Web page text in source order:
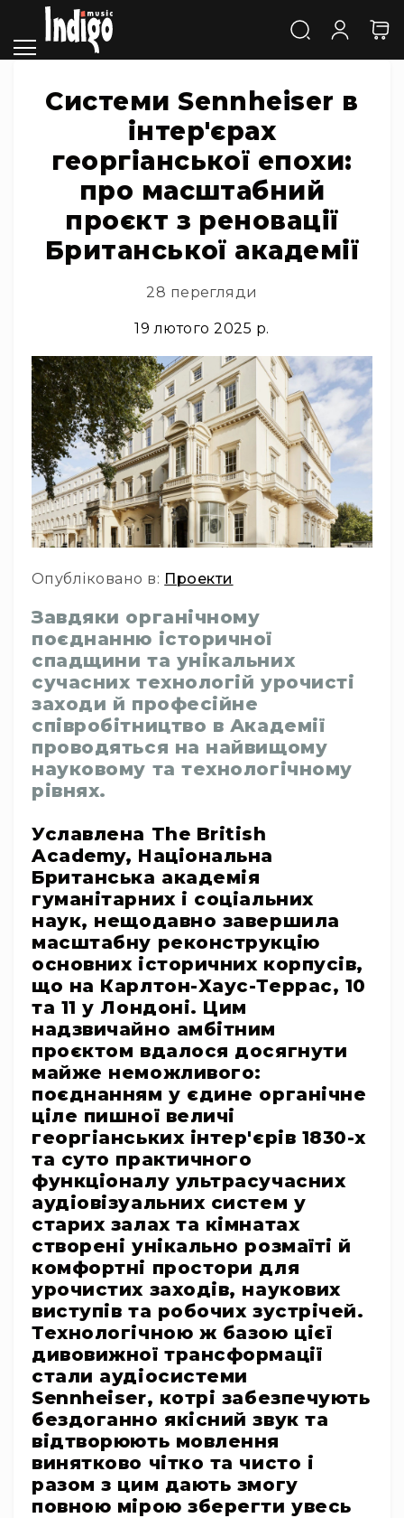
Каталог
системи
та
компоненти
Активні
АС
Пасивні
Сабвуфери
Саундбари
Сценічні
Cтудійні
монітори
Автономна
акустика
Інсталяційна
акустика
Лінійні
масиви
Підсилювачі
потужності
трансляційні
Портативні
акустичні
системи
Аксесуари
та
комплектуючі
Радіосистеми
Портативні
системи
Моніторінг
(IEM)
Приймачі
Передавачі
Мікрофонні
голови
Всі
радіосистеми
Аксесуари
та
комплектуючі
Антени
та
антенне
обладнання
Антени
RF
розподіл
RF
кабелі
RF
роз'їєми
Тайм-
коди
Генератори
тайм-
кодів
Приймачі
та
передавачі
Дисплеї
Системи Sennheiser в
інтер'єрах
георгіанської епохи:
про масштабний
проєкт з реновації
Британської академії
28 перегляди
19 лютого 2025 р.
Опубліковано в: Проекти
Завдяки органічному
поєднанню історичної
спадщини та унікальних
сучасних технологій урочисті
заходи й професійне
співробітництво в Академії
проводяться на найвищому
науковому та технологічному
рівнях.
Уславлена The British
Academy, Національна
Британська академія
гуманітарних і соціальних
наук, нещодавно завершила
масштабну реконструкцію
основних історичних корпусів,
що на Карлтон-Хаус-Террас, 10
та 11 у Лондоні. Цим
надзвичайно амбітним
проєктом вдалося досягнути
майже неможливого:
поєднанням у єдине органічне
ціле пишної величі
георгіанських інтер'єрів 1830-х
та суто практичного
функціоналу ультрасучасних
аудіовізуальних систем у
старих залах та кімнатах
створені унікально розмаїті й
комфортні простори для
урочистих заходів, наукових
виступів та робочих зустрічей.
Технологічною ж базою цієї
дивовижної трансформації
стали аудіосистеми
Sennheiser, котрі забезпечують
бездоганно якісний звук та
відтворюють мовлення
винятково чітко та чисто і
разом з цим дають змогу
повною мірою зберегти увесь